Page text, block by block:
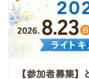
【参加者募集